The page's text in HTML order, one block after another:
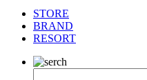
STORE
BRAND
RESORT